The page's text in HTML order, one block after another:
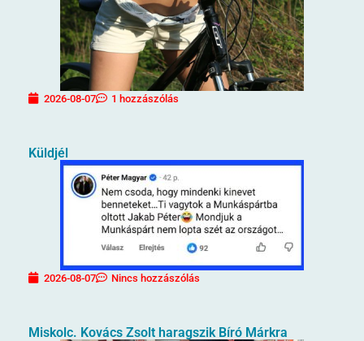
2026-08-07 1 hozzászólás
Küldjél
2026-08-07 Nincs hozzászólás
Miskolc. Kovács Zsolt haragszik Bíró Márkra